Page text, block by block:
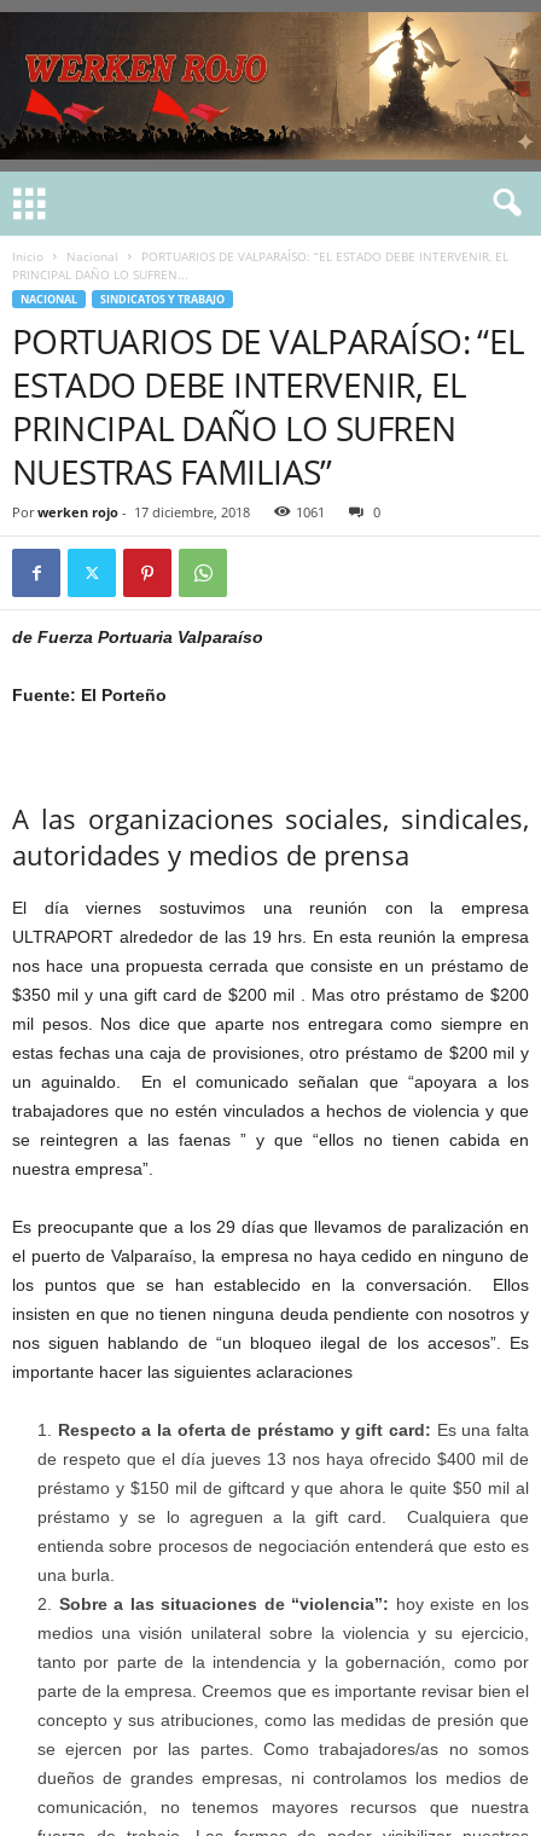
Inicio Nacional
PORTUARIOS DE VALPARAÍSO: “EL ESTADO DEBE INTERVENIR, EL
PRINCIPAL DAÑO LO SUFREN...
NACIONAL SINDICATOS Y TRABAJO
PORTUARIOS DE VALPARAÍSO: “EL
ESTADO DEBE INTERVENIR, EL
PRINCIPAL DAÑO LO SUFREN
NUESTRAS FAMILIAS”
Por werken rojo - 17 diciembre, 2018 1061 0
de Fuerza Portuaria Valparaíso
Fuente: El Porteño
A las organizaciones sociales, sindicales,
autoridades y medios de prensa
El día viernes sostuvimos una reunión con la empresa
ULTRAPORT alrededor de las 19 hrs. En esta reunión la empresa
nos hace una propuesta cerrada que consiste en un préstamo de
$350 mil y una gift card de $200 mil . Mas otro préstamo de $200
mil pesos. Nos dice que aparte nos entregara como siempre en
estas fechas una caja de provisiones, otro préstamo de $200 mil y
un aguinaldo. En el comunicado señalan que “apoyara a los
trabajadores que no estén vinculados a hechos de violencia y que
se reintegren a las faenas ” y que “ellos no tienen cabida en
nuestra empresa”.
Es preocupante que a los 29 días que llevamos de paralización en
el puerto de Valparaíso, la empresa no haya cedido en ninguno de
los puntos que se han establecido en la conversación. Ellos
insisten en que no tienen ninguna deuda pendiente con nosotros y
nos siguen hablando de “un bloqueo ilegal de los accesos”. Es
importante hacer las siguientes aclaraciones
Respecto a la oferta de préstamo y gift card: Es una falta
de respeto que el día jueves 13 nos haya ofrecido $400 mil de
préstamo y $150 mil de giftcard y que ahora le quite $50 mil al
préstamo y se lo agreguen a la gift card. Cualquiera que
entienda sobre procesos de negociación entenderá que esto es
una burla.
Sobre a las situaciones de “violencia”: hoy existe en los
medios una visión unilateral sobre la violencia y su ejercicio,
tanto por parte de la intendencia y la gobernación, como por
parte de la empresa. Creemos que es importante revisar bien el
concepto y sus atribuciones, como las medidas de presión que
se ejercen por las partes. Como trabajadores/as no somos
dueños de grandes empresas, ni controlamos los medios de
comunicación, no tenemos mayores recursos que nuestra